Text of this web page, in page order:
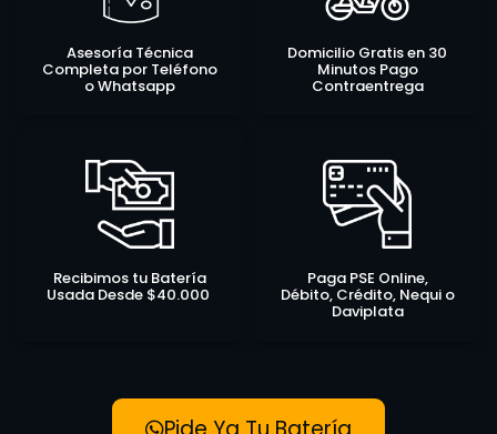
Asesoría Técnica
Completa por Teléfono
o Whatsapp
Domicilio Gratis en 30
Minutos Pago
Contraentrega
Recibimos tu Batería
Usada Desde $40.000
Paga PSE Online,
Débito, Crédito, Nequi o
Daviplata